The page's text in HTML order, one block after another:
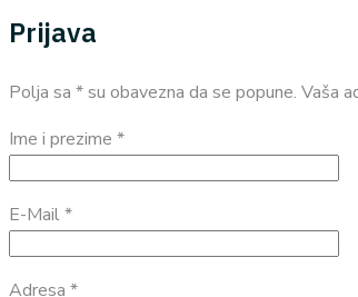
Prijava
Polja sa * su obavezna da se popune. Vaša
Ime i prezime *
E-Mail *
Adresa *